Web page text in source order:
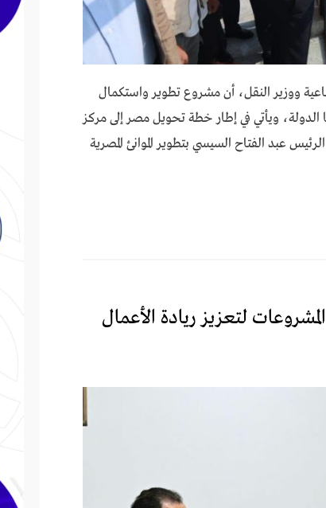
ووزير النقل، أن مشروع تطوير واستكمال
الدولة، ويأتي في إطار خطة تحويل مصر إلى مركز
عبد الفتاح السيسي بتطوير الموانئ المصرية
لتعزيز ريادة الأعمال